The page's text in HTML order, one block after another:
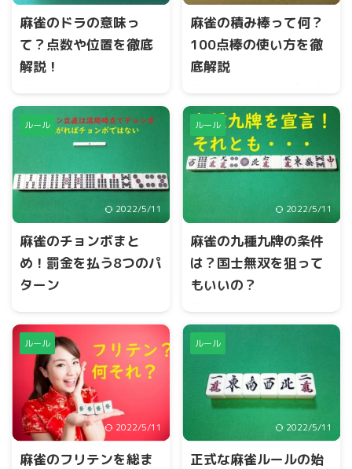
からロン上がりできないルー
ルになっています。
麻雀のドラの意味っ
て？点数や位置を徹底
解説！
を持って上がると役数が増
え、点数が上乗せになりま
す。但し、ドラのみで上がる
麻雀の積み棒って何？
100点棒の使い方を徹
底解説
局した場合、積み棒というル
ールが採用されています。積
み棒の点数は1本300点の計算
で、誰かが和了したときに点
数に上乗せされます。今回
ルール
2022/5/11
麻雀のチョンボまと
め！罰金を払う8つのパ
ターン
ョンボとなり罰金の支払いが
あります。支払いは、満貫払
いで親なら4,000オール、子な
ら親に4,000点、子2人に
2,000点ずつの支払いです。
ルール
2022/5/11
麻雀の九種九牌の条件
は？国士無双を狙って
もいいの？
牌。九種九牌とは、初めの配
牌の段階で数牌の1,9牌と字牌
が9種類で9枚以上手元にある
ことをいいます。俗にいう国
士無双に必要な牌が9種類で9
枚以上あると流局させること
ルール
2022/5/11
麻雀のフリテンを総ま
ルール
2022/5/11
正式な麻雀ルールの始